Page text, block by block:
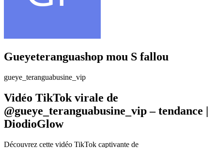
Gueyeteranguashop mou S fallou
gueye_teranguabusine_vip
Vidéo TikTok virale de
@gueye_teranguabusine_vip – tendance |
DiodioGlow
Découvrez cette vidéo TikTok captivante de